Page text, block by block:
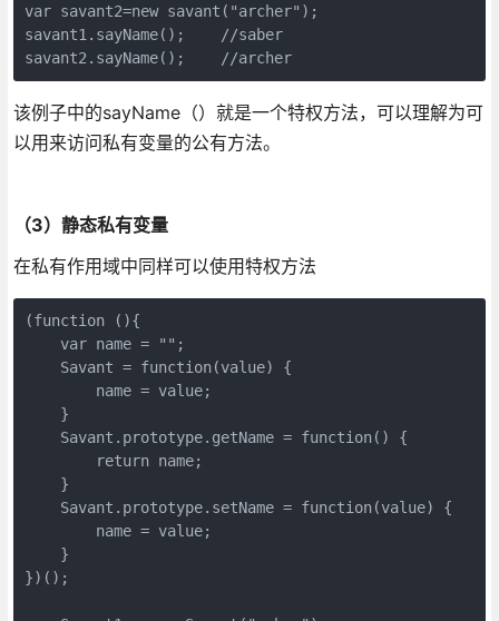
var savant2=new savant("archer");
savant1.sayName();    //saber
savant2.sayName();    //archer
该例子中的sayName（）就是一个特权方法，可以理解为可
以用来访问私有变量的公有方法。
（3）静态私有变量
在私有作用域中同样可以使用特权方法
(function (){
    var name = "";
    Savant = function(value) {
        name = value;
    }
    Savant.prototype.getName = function() {
        return name;
    }
    Savant.prototype.setName = function(value) {
        name = value;
    }
})();